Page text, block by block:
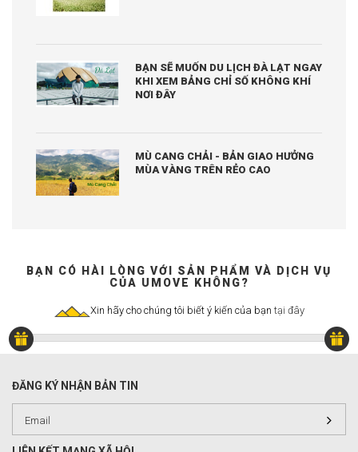
BẠN SẼ MUỐN DU LỊCH ĐÀ LẠT NGAY
KHI XEM BẢNG CHỈ SỐ KHÔNG KHÍ
NƠI ĐÂY
MÙ CANG CHẢI - BẢN GIAO HƯỞNG
MÙA VÀNG TRÊN RẺO CAO
BẠN CÓ HÀI LÒNG VỚI SẢN PHẨM VÀ DỊCH VỤ
CỦA UMOVE KHÔNG?
Xin hãy cho chúng tôi biết ý kiến của bạn tại đây
ĐĂNG KÝ NHẬN BẢN TIN